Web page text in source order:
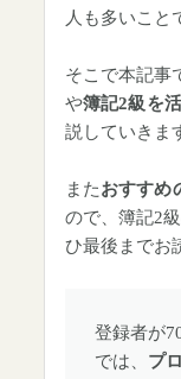
人も多いこと
そこで本記事
や簿記2級を
説していきま
またおすすめ
ので、簿記2
ひ最後までお
登録者が
では、 プ